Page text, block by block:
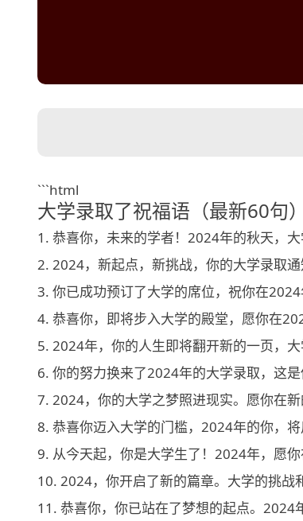
```html
大学录取了祝福语（最新60句）
1. 恭喜你，未来的学者！2024年的秋天，
2. 2024，新起点，新挑战，你的大学录取
3. 你已成功预订了大学的席位，祝你在
4. 恭喜你，即将步入大学的殿堂，愿你在
5. 2024年，你的人生即将翻开新的一页，
6. 你的努力换来了2024年的大学录取，这
7. 2024，你的大学之梦照进现实。愿你在
8. 恭喜你迈入大学的门槛，2024年的你，
9. 从今天起，你是大学生了！2024年，愿
10. 2024，你开启了新的篇章。大学的挑
11. 恭喜你，你已站在了梦想的起点。2024